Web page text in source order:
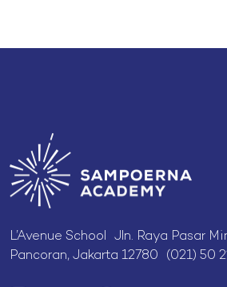
L’Avenue School Jln. Raya Pasar
Pancoran, Jakarta 12780 (021) 50